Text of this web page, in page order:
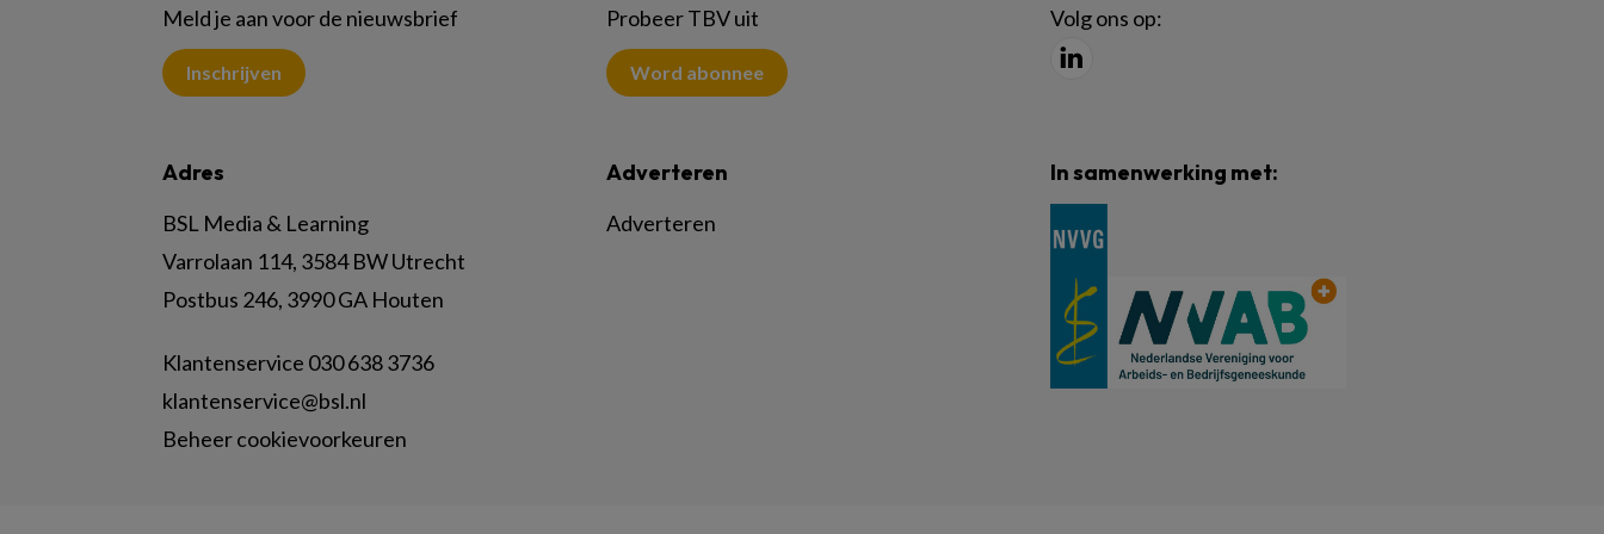
Meld je aan voor de nieuwsbrief
Inschrijven
Probeer TBV uit
Word abonnee
Volg ons op:
Adres
BSL Media & Learning
Varrolaan 114, 3584 BW Utrecht
Postbus 246, 3990 GA Houten
Klantenservice 030 638 3736
klantenservice@bsl.nl
Beheer cookievoorkeuren
Adverteren
Adverteren
In samenwerking met: